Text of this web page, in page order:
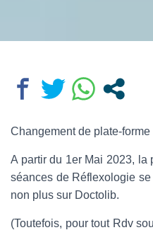
Changement de plate-
A partir du 1er Mai 2023,
séances de Réflexologie
non plus sur Doctolib.
(Toutefois, pour tout Rdv